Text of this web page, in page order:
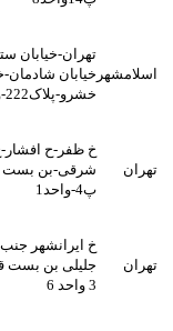
تهران-خیابان ستار خان-
خیابان شادمان-خیابان
خ ظفر-ح افشار-خ بابک
شرقی-بن بست ساسانیان-
خ ایرانشهر جنب مسجد
جلیلی بن بست قره قزلو ط